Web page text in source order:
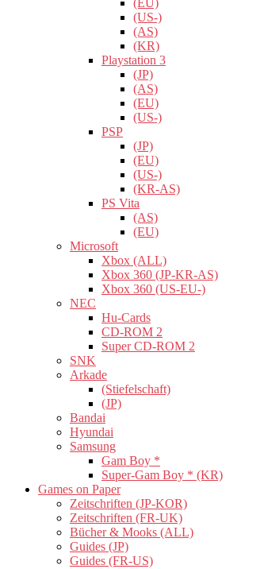
(EU)
(US-)
(AS)
(KR)
Playstation 3
(JP)
(AS)
(EU)
(US-)
PSP
(JP)
(EU)
(US-)
(KR-AS)
PS Vita
(AS)
(EU)
Microsoft
Xbox (ALL)
Xbox 360 (JP-KR-AS)
Xbox 360 (US-EU-)
NEC
Hu-Cards
CD-ROM 2
Super CD-ROM 2
SNK
Arkade
(Stiefelschaft)
(JP)
Bandai
Hyundai
Samsung
Gam Boy *
Super-Gam Boy * (KR)
Games on Paper
Zeitschriften (JP-KOR)
Zeitschriften (FR-UK)
Bücher & Mooks (ALL)
Guides (JP)
Guides (FR-US)